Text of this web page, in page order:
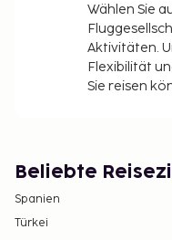
Wählen Sie
Aktivitäten.
Flexibilität
Sie reisen
Beliebte
Spanien
Türkei